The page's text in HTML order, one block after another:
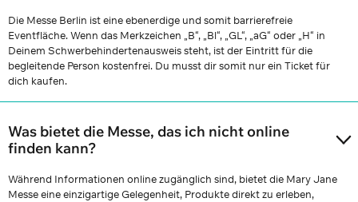
Die Messe Berlin ist eine ebenerdige und somit barrierefreie
Eventfläche. Wenn das Merkzeichen „B“, „Bl“, „GL“, „aG“ oder „H“ in
Deinem Schwerbehindertenausweis steht, ist der Eintritt für die
begleitende Person kostenfrei. Du musst dir somit nur ein Ticket für
dich kaufen.
Was bietet die Messe, das ich nicht online
finden kann?
Während Informationen online zugänglich sind, bietet die Mary Jane
Messe eine einzigartige Gelegenheit, Produkte direkt zu erleben,